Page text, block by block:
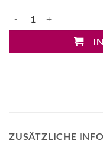
ZUSÄTZLICHE